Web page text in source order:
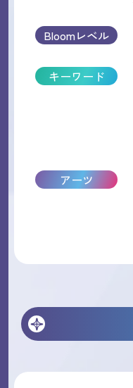
Bloomレベル
キーワード
アーツ